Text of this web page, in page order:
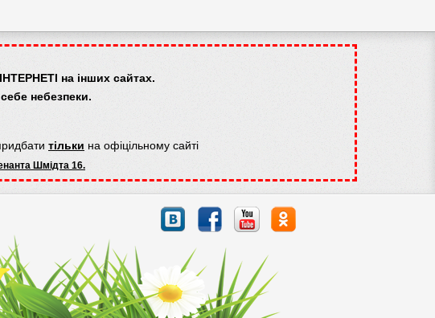
на інших сайтах.
небезпеки.
тільки на офіцільному сайті
Шмідта 16.